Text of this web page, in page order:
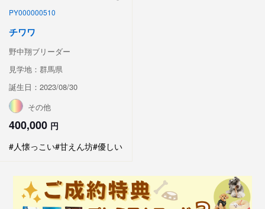
PY000000510
チワワ
野中翔ブリーダー
見学地：群馬県
誕生日：2023/08/30
その他
400,000 円
#人懐っこい#甘えん坊#優しい